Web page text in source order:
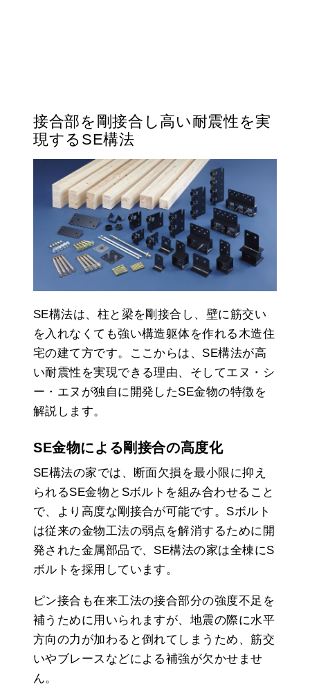
接合部を剛接合し高い耐震性を実
現するSE構法
SE構法は、柱と梁を剛接合し、壁に筋交い
を入れなくても強い構造躯体を作れる木造住
宅の建て方です。ここからは、SE構法が高
い耐震性を実現できる理由、そしてエヌ・シ
ー・エヌが独自に開発したSE金物の特徴を
解説します。
SE金物による剛接合の高度化
SE構法の家では、断面欠損を最小限に抑え
られるSE金物とSボルトを組み合わせること
で、より高度な剛接合が可能です。Sボルト
は従来の金物工法の弱点を解消するために開
発された金属部品で、SE構法の家は全棟にS
ボルトを採用しています。
ピン接合も在来工法の接合部分の強度不足を
補うために用いられますが、地震の際に水平
方向の力が加わると倒れてしまうため、筋交
いやブレースなどによる補強が欠かせませ
ん。